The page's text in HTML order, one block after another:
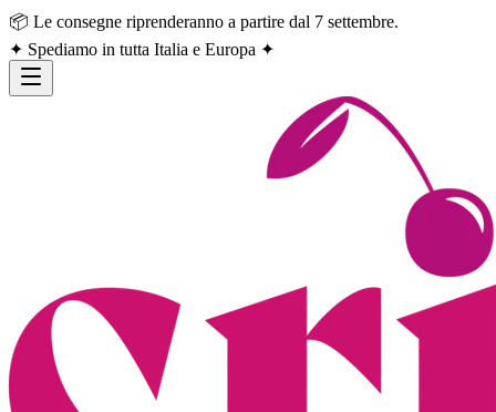
📦 Le consegne riprenderanno a partire dal 7 settembre.
✦ Spediamo in tutta Italia e Europa ✦